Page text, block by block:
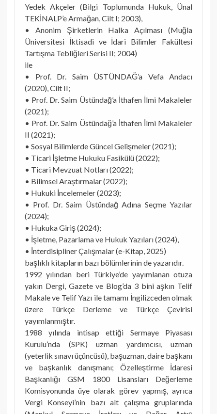
Yedek Akçeler (Bilgi Toplumunda Hukuk, Ünal
TEKİNALP’e Armağan, Cilt I; 2003),
• Anonim Şirketlerin Halka Açılması (Muğla
Üniversitesi İktisadi ve İdari Bilimler Fakültesi
Tartışma Tebliğleri Serisi II; 2004)
ile
• Prof. Dr. Saim ÜSTÜNDAĞ’a Vefa Andacı
(2020), Cilt II;
• Prof. Dr. Saim Üstündağ’a İthafen İlmi Makaleler
(2021);
• Prof. Dr. Saim Üstündağ’a İthafen İlmi Makaleler
II (2021);
• Sosyal Bilimlerde Güncel Gelişmeler (2021);
• Ticari İşletme Hukuku Fasikülü (2022);
• Ticari Mevzuat Notları (2022);
• Bilimsel Araştırmalar (2022);
• Hukuki İncelemeler (2023);
• Prof. Dr. Saim Üstündağ Adına Seçme Yazılar
(2024);
• Hukuka Giriş (2024);
• İşletme, Pazarlama ve Hukuk Yazıları (2024),
• İnterdisipliner Çalışmalar (e-Kitap, 2025)
başlıklı kitapların bazı bölümlerinin de yazarıdır.
1992 yılından beri Türkiye’de yayımlanan otuza
yakın Dergi, Gazete ve Blog’da 3 bini aşkın Telif
Makale ve Telif Yazı ile tamamı İngilizceden olmak
üzere Türkçe Derleme ve Türkçe Çevirisi
yayımlanmıştır.
1988 yılında intisap ettiği Sermaye Piyasası
Kurulu’nda (SPK) uzman yardımcısı, uzman
(yeterlik sınavı üçüncüsü), başuzman, daire başkanı
ve başkanlık danışmanı; Özelleştirme İdaresi
Başkanlığı GSM 1800 Lisansları Değerleme
Komisyonunda üye olarak görev yapmış, ayrıca
Vergi Konseyi’nin bazı alt çalışma gruplarında